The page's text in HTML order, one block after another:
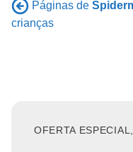
Páginas de
crianças
OFERTA